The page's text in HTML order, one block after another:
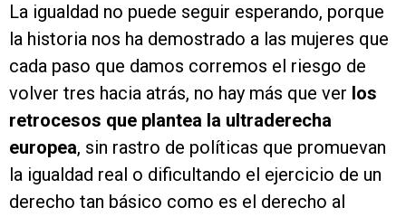
La igualdad no puede seguir esperando, porque
la historia nos ha demostrado a las mujeres que
cada paso que damos corremos el riesgo de
volver tres hacia atrás, no hay más que ver los
retrocesos que plantea la ultraderecha
europea, sin rastro de políticas que promuevan
la igualdad real o dificultando el ejercicio de un
derecho tan básico como es el derecho al